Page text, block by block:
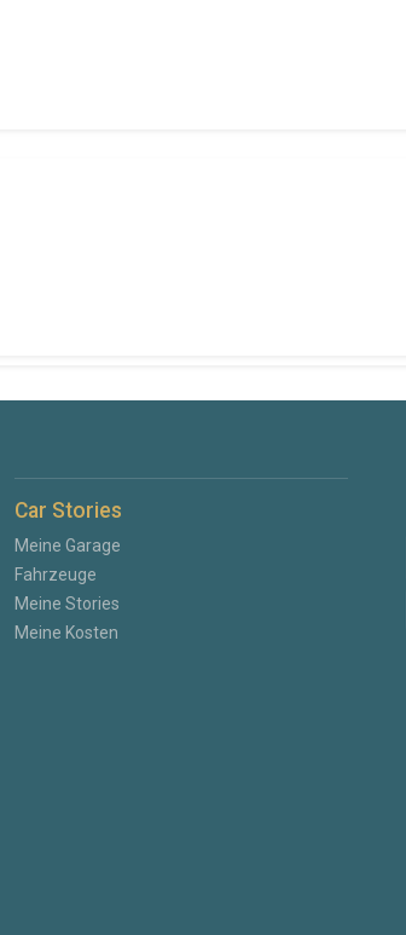
Car Stories
Meine Garage
Fahrzeuge
Meine Stories
Meine Kosten